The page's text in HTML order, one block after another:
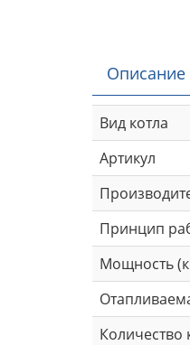
Описание
Вид котла
Артикул
Принцип
Мощность
Количество